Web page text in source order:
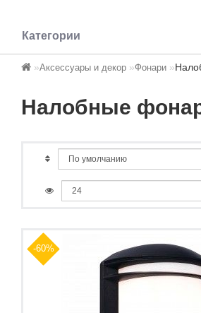
Категории
Аксессуары и декор Фонари
Налобные
-60%